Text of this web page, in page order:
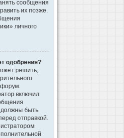
сообщения
их позже.
личного
одобрения?
решить,
форум.
включил
должны быть
отправкой.